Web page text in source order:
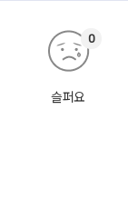
슬퍼요
0